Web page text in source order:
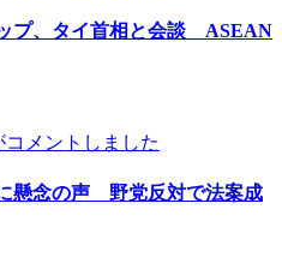
プ、タイ首相と会談 ASEAN
メントしました
懸念の声 野党反対で法案成